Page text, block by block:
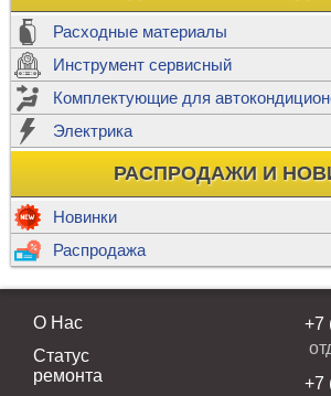
Расходные материалы
Инструмент сервисный
Комплектующие для
Электрика
РАСПРОДАЖИ И
Новинки
Распродажа
О Нас
Статус
ремонта
+7
+7